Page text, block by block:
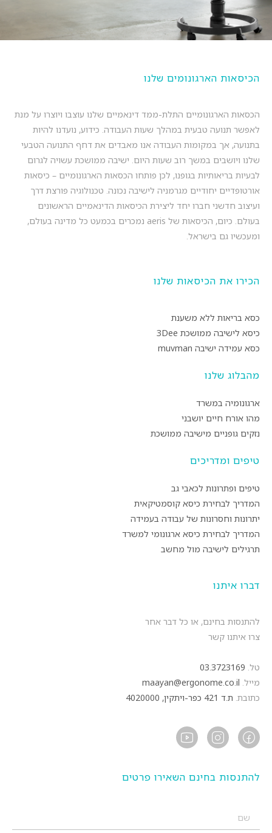
הכיסאות הארגונומים שלנו
הכסאות הארגונומיים התלת-ממד דינאמיים שלנו עוצבו ויוצרו על מנת
לאפשר תנועה טבעית במהלך שעות העבודה. כידוע, נועדנו להיות
בתנועה, אך במקומות העבודה אנו מאבדים את דחף התנועה הטבעי
שלנו ויושבים במשך רוב שעות היום. ישיבה ממושכת עשויה לגרום
לבעיות בריאותיות בגופנו, לכן פותחו הכסאות הארגונומיים – כיסאות
אורטופדיים יחודיים מגרמניה לישיבה נכונה. טכנולוגיה פורצת דרך
ועיצוב חדשני חברו יחד ליצירת הכיסאות הדינאמיים הראשונים
בעולם. כיום, הכיסאות של aeris נמכרים בכמעט כל מדינה בעולם,
ומעכשיו גם בישראל.
הכירו את הכיסאות שלנו
כסא בריאות ללא משענת
כיסא לישיבה ממושכת 3Dee
כסא עמידה ישיבה muvman
מהבלוג שלנו
ארגונומיה במשרד
מהו אורח חיים יושבני
נזקים גופניים מישיבה ממושכת
טיפים ומדריכים
טיפים ופתרונות לכאבי גב
המדריך לבחירת כיסא קוסמטיקאית
יתרונות וחסרונות של עבודה בעמידה
המדריך לבחירת כיסא ארגונומי למשרד
תרגילים לישיבה מול מחשב
דברו איתנו
להתנסות בחינם, או כל דבר אחר
צרו איתנו קשר
טל. 03.3723169
מייל. maayan@ergonome.co.il
כתובת. ת.ד 421 כפר-ויתקין, 4020000
להתנסות בחינם השאירו פרטים